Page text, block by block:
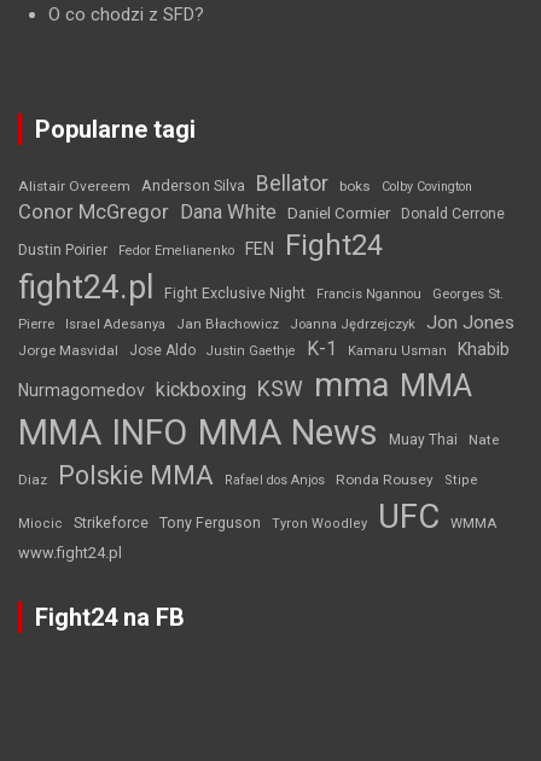
O co chodzi z SFD?
Popularne tagi
Alistair Overeem Anderson Silva Bellator boks Colby Covington
Conor McGregor Dana White Daniel Cormier Donald Cerrone
Dustin Poirier Fedor Emelianenko FEN Fight24
fight24.pl Fight Exclusive Night Francis Ngannou
Georges St.
Pierre
Israel Adesanya Jan Błachowicz Joanna Jędrzejczyk Jon Jones
Jorge Masvidal Jose Aldo Justin Gaethje K-1 Kamaru Usman Khabib
Nurmagomedov kickboxing KSW mma MMA
MMA INFO MMA News Muay Thai Nate
Diaz Polskie MMA Rafael dos Anjos Ronda Rousey Stipe
Miocic Strikeforce Tony Ferguson Tyron Woodley UFC WMMA
www.fight24.pl
Fight24 na FB